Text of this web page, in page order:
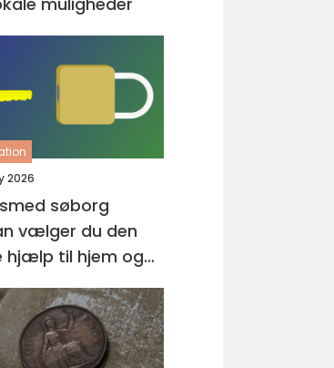
2026
søborg
vælger du den
hjælp til hjem og